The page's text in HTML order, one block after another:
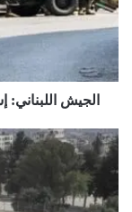
انتشارنا
الكامل
في
الجنوب
الجيش
مئات
المستوطنين
يقتحمون
مقام